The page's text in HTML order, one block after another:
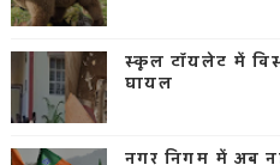
स्कूल टॉयलेट में
घायल
नगर निगम में अब